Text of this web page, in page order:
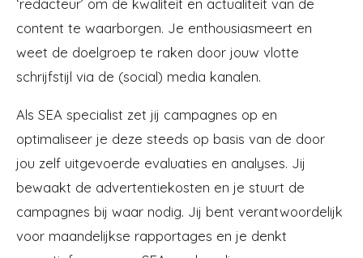
‘redacteur’ om de kwaliteit en actualiteit van de
content te waarborgen. Je enthousiasmeert en
weet de doelgroep te raken door jouw vlotte
schrijfstijl via de (social) media kanalen.
‍Als SEA specialist zet jij campagnes op en
optimaliseer je deze steeds op basis van de door
jou zelf uitgevoerde evaluaties en analyses. Jij
bewaakt de advertentiekosten en je stuurt de
campagnes bij waar nodig. Jij bent verantwoordelijk
voor maandelijkse rapportages en je denkt